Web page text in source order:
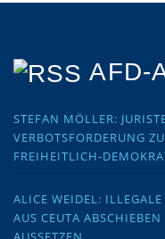
AFD-
STEFAN MÖLLER:
VERBOTSFORDERUNG
FREIHEITLICH-
ALICE WEIDEL:
AUS CEUTA